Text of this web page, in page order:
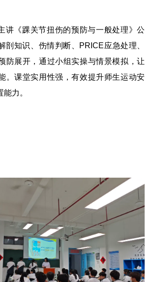
讲《踝关节扭伤的预防与一般处理》公
剖知识、伤情判断、PRICE应急处理、
防展开，通过小组实操与情景模拟，让
。课堂实用性强，有效提升师生运动安
力。